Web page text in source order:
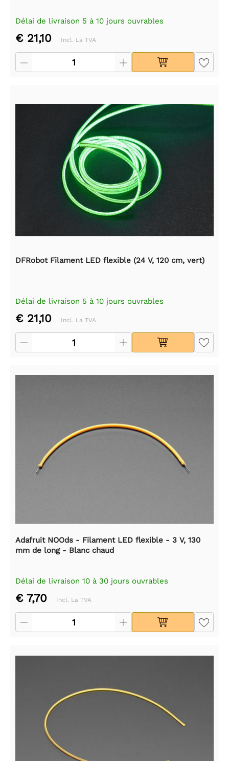
Délai de livraison 5 à 10 jours ouvrables
€ 21,10 Incl. La TVA
DFRobot Filament LED flexible (24 V, 120 cm, vert)
Délai de livraison 5 à 10 jours ouvrables
€ 21,10 Incl. La TVA
Adafruit NOOds - Filament LED flexible - 3 V, 130
mm de long - Blanc chaud
Délai de livraison 10 à 30 jours ouvrables
€ 7,70 Incl. La TVA